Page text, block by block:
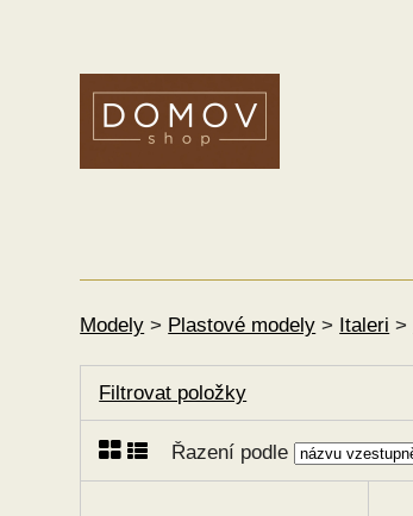
Modely > Plastové modely > Italeri >
Filtrovat položky
Řazení podle